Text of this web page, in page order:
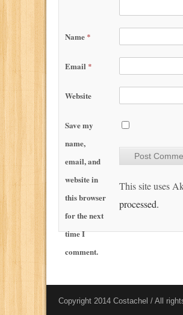
Name *
Email *
Website
Save my
name,
email, and
website in
this browser
for the next
time I
comment.
This site uses
processed.
Copyright 2014 Costachel / All